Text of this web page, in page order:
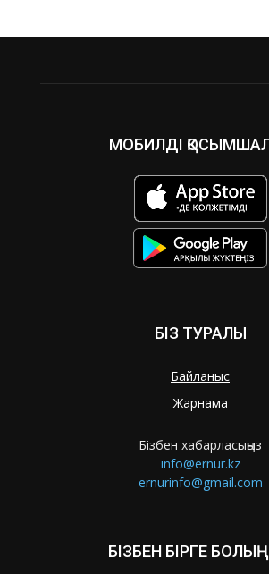
МОБИЛДІ
БІЗ ТУРАЛЫ
Байланыс
Жарнама
Бізбен хабарласыңыз
info@ernur.kz
ernurinfo@gmail.com
БІЗБЕН БІРГЕ